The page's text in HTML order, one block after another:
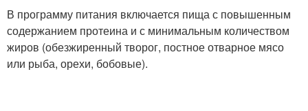
В программу питания включается пища с повышенным
содержанием протеина и с минимальным количеством
жиров (обезжиренный творог, постное отварное мясо
или рыба, орехи, бобовые).